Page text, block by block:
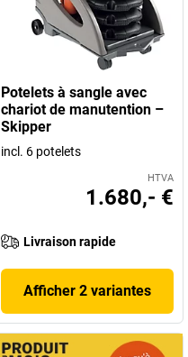
Potelets à sangle avec
chariot de manutention –
Skipper
incl. 6 potelets
HTVA
1.680,- €
Livraison rapide
Afficher 2 variantes